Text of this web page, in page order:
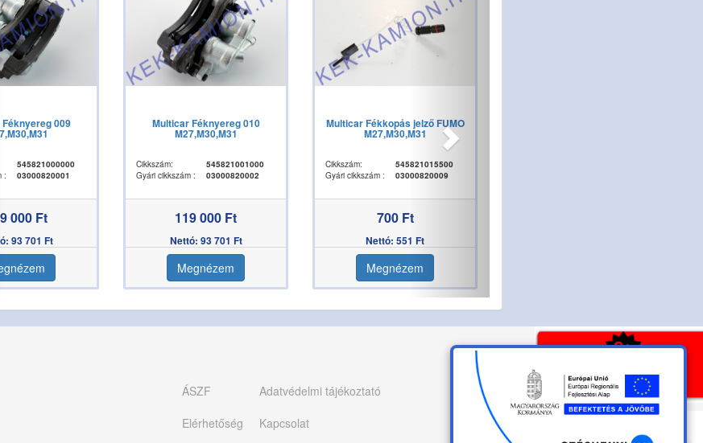
009
545821000000
:
03000820001
000 Ft
93 701 Ft
Multicar Féknyereg 010
M27,M30,M31
Cikkszám:
545821001000
Gyári cikkszám :
03000820002
119 000 Ft
Nettó: 93 701 Ft
Megnézem
Multicar Fékkopás jelző FUMO
M27,M30,M31
Cikkszám:
545821015500
Gyári cikkszám :
03000820009
700 Ft
Nettó: 551 Ft
Megnézem
ÁSZF
Adatvédelmi tájékoztató
Elérhetőség
Kapcsolat